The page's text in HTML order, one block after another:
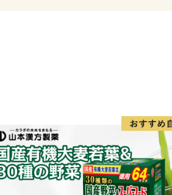
ただきました後、３週間以内に返礼品
の際は1か月程度を要する場合もござ